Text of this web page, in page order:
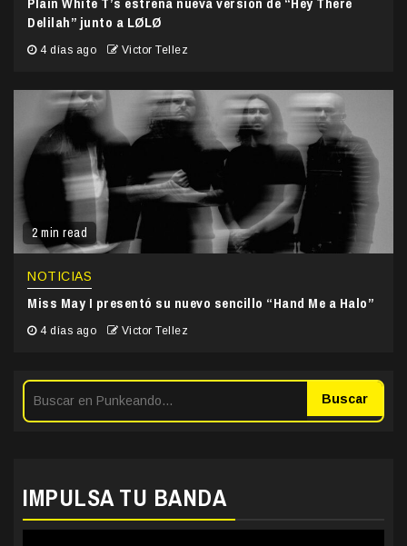
Delilah” junto a LØLØ
4 días ago Victor Tellez
2 min read
NOTICIAS
Miss May I presentó su nuevo sencillo “Hand Me a Halo”
4 días ago Victor Tellez
Buscar
IMPULSA TU BANDA